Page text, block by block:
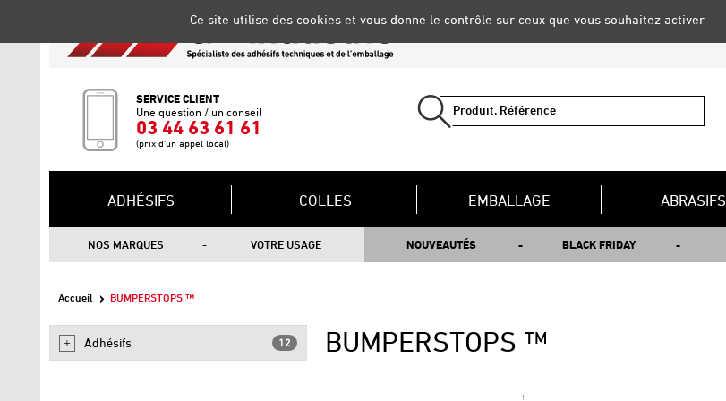
SERVICE CLIENT
Une question / un conseil
03 44 63 61 61
(prix d'un appel local)
ADHÉSIFS COLLES EMBALLAGE ABRASIFS
NOS MARQUES VOTRE USAGE NOUVEAUTÉS BLACK FRIDAY
Accueil BUMPERSTOPS ™
Adhésifs 12 BUMPERSTOPS ™
Ce site utilise des cookies et vous donne le contrôle sur ceux que vous souhaitez activer